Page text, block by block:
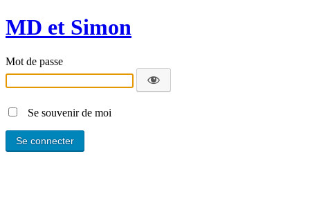
MD et Simon
Mot de passe
Se souvenir de moi